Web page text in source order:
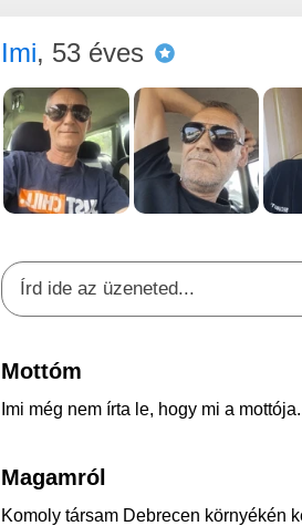
Imi, 53 éves
Mottóm
Imi még nem írta le, hogy mi a mottója.
Magamról
Komoly társam Debrecen környékén